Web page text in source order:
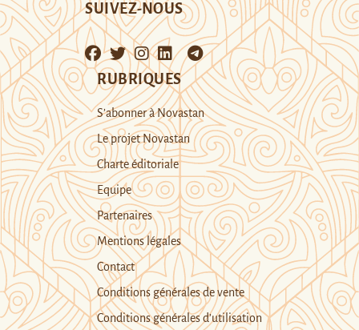
SUIVEZ-NOUS
RUBRIQUES
S’abonner à Novastan
Le projet Novastan
Charte éditoriale
Equipe
Partenaires
Mentions légales
Contact
Conditions générales de vente
Conditions générales d’utilisation